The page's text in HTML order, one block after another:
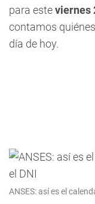
para esteviernes
contamos
día de hoy.
ANSES: así es el